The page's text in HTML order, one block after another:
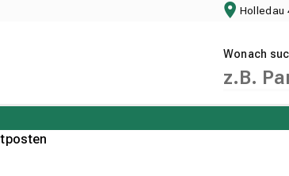
Holledau
Wonach